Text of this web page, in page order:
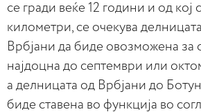
се гради веќе 12 години и од кој
километри, се очекува
Врбјани да биде овозможена за
најдоцна до септември или
а делницата од Врбјани до Ботун
биде ставена во функција во